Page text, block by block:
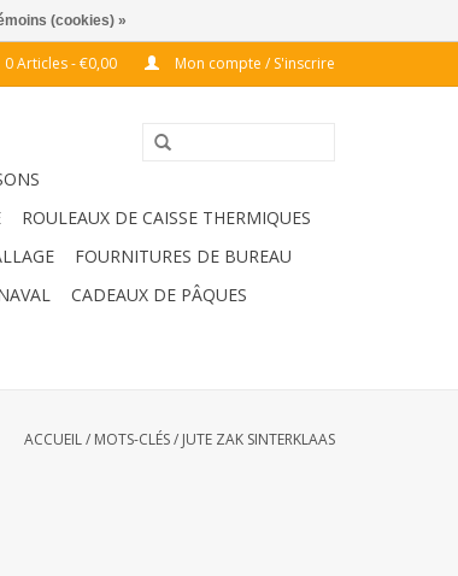
0 Articles - €0,00 Mon compte / S'inscrire
ROULEAUX DE CAISSE THERMIQUES
FOURNITURES DE BUREAU
CADEAUX DE PÂQUES
ACCUEIL/ MOTS-CLÉS/ JUTE ZAK SINTERKLAAS
(cookies) »